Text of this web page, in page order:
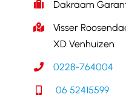
Dakraam
Visser
XD Venhuizen
0228-764004
06 52415599